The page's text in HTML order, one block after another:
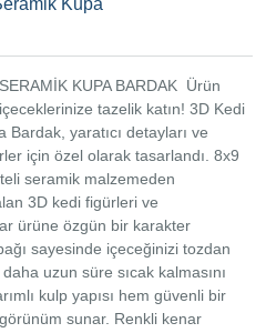
KUPA BARDAK Ürün
tazelik katın! 3D Kedi
Bardak, yaratıcı detayları ve
için özel olarak tasarlandı. 8x9
seramik malzemeden
3D kedi figürleri ve
ürüne özgün bir karakter
sayesinde içeceğinizi tozdan
uzun süre sıcak kalmasını
kulp yapısı hem güvenli bir
sunar. Renkli kenar